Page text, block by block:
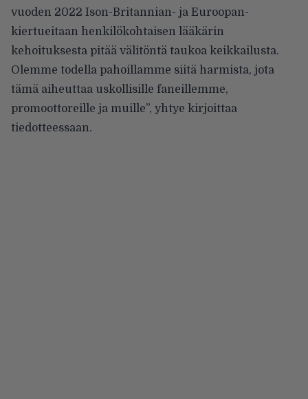
vuoden 2022 Ison-Britannian- ja Euroopan-
kiertueitaan henkilökohtaisen lääkärin
kehoituksesta pitää välitöntä taukoa keikkailusta.
Olemme todella pahoillamme siitä harmista, jota
tämä aiheuttaa uskollisille faneillemme,
promoottoreille ja muille”, yhtye kirjoittaa
tiedotteessaan.